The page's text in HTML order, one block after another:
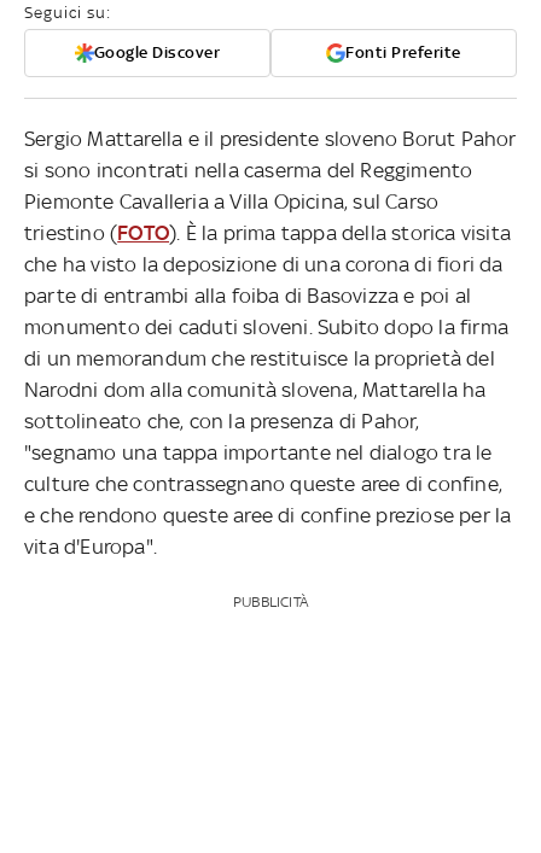
Seguici su:
Google Discover Fonti Preferite
Sergio Mattarella e il presidente sloveno Borut Pahor
si sono incontrati nella caserma del Reggimento
Piemonte Cavalleria a Villa Opicina, sul Carso
triestino (FOTO). È la prima tappa della storica visita
che ha visto la deposizione di una corona di fiori da
parte di entrambi alla foiba di Basovizza e poi al
monumento dei caduti sloveni. Subito dopo la firma
di un memorandum che restituisce la proprietà del
Narodni dom alla comunità slovena, Mattarella ha
sottolineato che, con la presenza di Pahor,
"segnamo una tappa importante nel dialogo tra le
culture che contrassegnano queste aree di confine,
e che rendono queste aree di confine preziose per la
vita d'Europa".
PUBBLICITÀ